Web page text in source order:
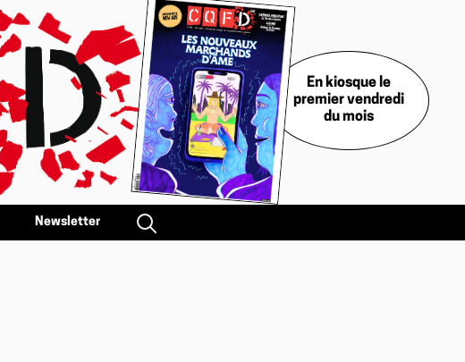
En kiosque le
premier vendredi
du mois
Newsletter